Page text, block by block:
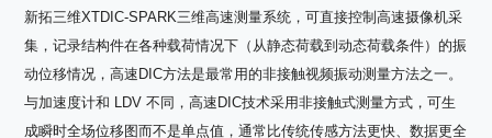
新拓三维XTDIC-SPARK三维高速测量系统，可直接控制高速摄像机采
集，记录结构件在各种载荷情况下（从静态荷载到动态荷载条件）的振
动位移情况，高速DIC方法是最常用的非接触视频振动测量方法之一。
与加速度计和 LDV 不同，高速DIC技术采用非接触式测量方式，可生
成瞬时全场位移图而不是单点值，通常比传统传感方法更快、数据更全